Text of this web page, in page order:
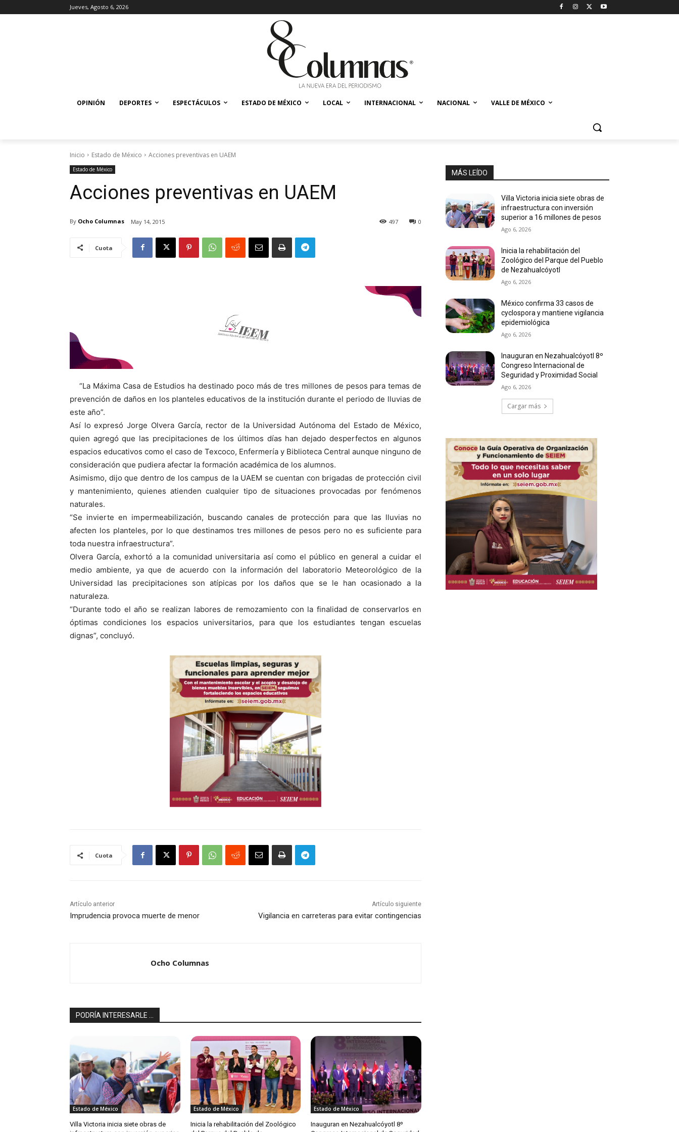
Jueves, Agosto 6, 2026
OPINIÓN DEPORTES ESPECTÁCULOS ESTADO DE MÉXICO LOCAL INTERNACIONAL NACIONAL VALLE DE MÉXICO
Inicio Estado de México Acciones preventivas en UAEM
Estado de México
Acciones preventivas en UAEM
By Ocho Columnas May 14, 2015 0
497
Cuota
“La Máxima Casa de Estudios ha destinado poco más de tres millones de pesos para temas de
prevención de daños en los planteles educativos de la institución durante el periodo de lluvias de
este año”.
Así lo expresó Jorge Olvera García, rector de la Universidad Autónoma del Estado de México,
quien agregó que las precipitaciones de los últimos días han dejado desperfectos en algunos
espacios educativos como el caso de Texcoco, Enfermería y Biblioteca Central aunque ninguno de
consideración que pudiera afectar la formación académica de los alumnos.
Asimismo, dijo que dentro de los campus de la UAEM se cuentan con brigadas de protección civil
y mantenimiento, quienes atienden cualquier tipo de situaciones provocadas por fenómenos
naturales.
“Se invierte en impermeabilización, buscando canales de protección para que las lluvias no
afecten los planteles, por lo que destinamos tres millones de pesos pero no es suficiente para
toda nuestra infraestructura”.
Olvera García, exhortó a la comunidad universitaria así como el público en general a cuidar el
medio ambiente, ya que de acuerdo con la información del laboratorio Meteorológico de la
Universidad las precipitaciones son atípicas por los daños que se le han ocasionado a la
naturaleza.
“Durante todo el año se realizan labores de remozamiento con la finalidad de conservarlos en
óptimas condiciones los espacios universitarios, para que los estudiantes tengan escuelas
dignas”, concluyó.
Cuota
Artículo anterior
Imprudencia provoca muerte de menor
Artículo siguiente
Vigilancia en carreteras para evitar contingencias
Ocho Columnas
PODRÍA INTERESARLE ...
Estado de México
Villa Victoria inicia siete obras de
Estado de México
Inicia la rehabilitación del Zoológico
Estado de México
Inauguran en Nezahualcóyotl 8º
MÁS LEÍDO
Villa Victoria inicia siete obras de
infraestructura con inversión
superior a 16 millones de pesos
Ago 6, 2026
Inicia la rehabilitación del
Zoológico del Parque del Pueblo
de Nezahualcóyotl
Ago 6, 2026
México confirma 33 casos de
cyclospora y mantiene vigilancia
epidemiológica
Ago 6, 2026
Inauguran en Nezahualcóyotl 8º
Congreso Internacional de
Seguridad y Proximidad Social
Ago 6, 2026
Cargar más